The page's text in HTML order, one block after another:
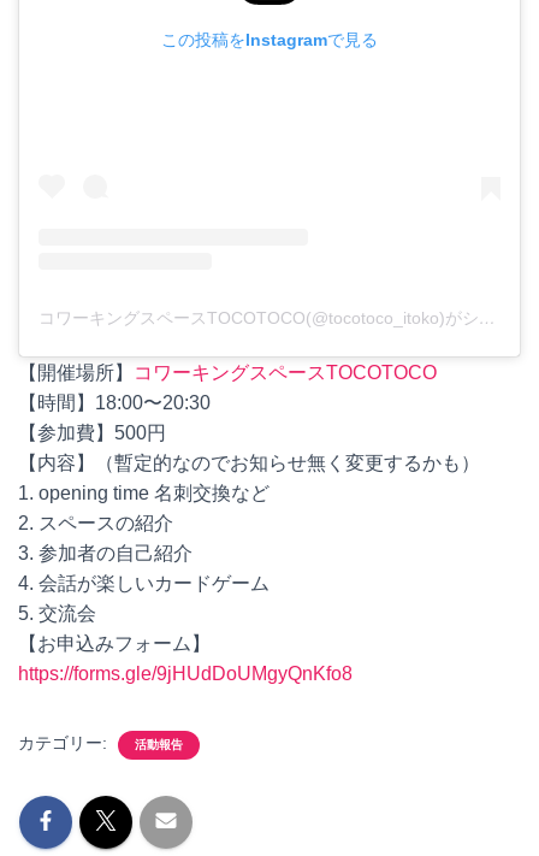
この投稿をInstagramで見る
コワーキングスペースTOCOTOCO(@tocotoco_itoko)がシェアした投稿
【開催場所】
コワーキングスペースTOCOTOCO
【時間】18:00〜20:30
【参加費】500円
【内容】（暫定的なのでお知らせ無く変更するかも）
1. opening time 名刺交換など
2. スペースの紹介
3. 参加者の自己紹介
4. 会話が楽しいカードゲーム
5. 交流会
【お申込みフォーム】
https://forms.gle/9jHUdDoUMgyQnKfo8
カテゴリー: 活動報告